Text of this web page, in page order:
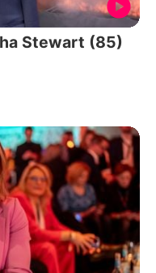
Stewart (85)